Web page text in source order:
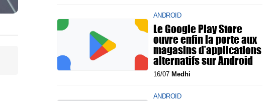
ANDROID
Le Google Play Store
ouvre enfin la porte aux
magasins d’applications
alternatifs sur Android
16/07 Medhi
ANDROID